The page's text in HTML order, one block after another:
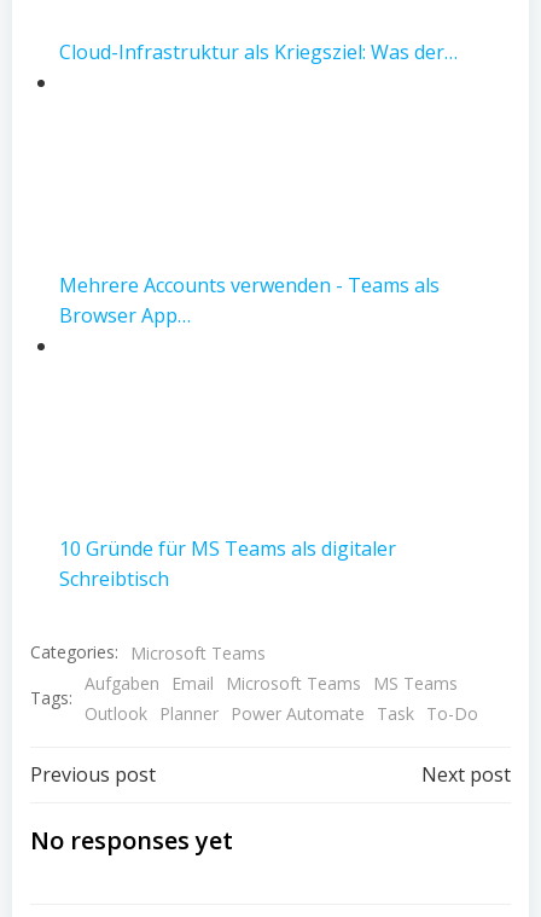
Cloud-Infrastruktur als Kriegsziel: Was der…
Mehrere Accounts verwenden - Teams als
Browser App…
10 Gründe für MS Teams als digitaler
Schreibtisch
Categories:
Microsoft Teams
Tags:
Aufgaben Email Microsoft Teams
MS Teams
Outlook
Planner Power Automate Task To-Do
Post
navigation
Previous post Next post
No responses yet